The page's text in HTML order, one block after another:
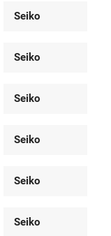
Seiko
Seiko
Seiko
Seiko
Seiko
Seiko